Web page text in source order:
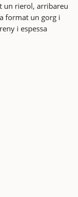
un rierol, arribareu
format un gorg i
i espessa